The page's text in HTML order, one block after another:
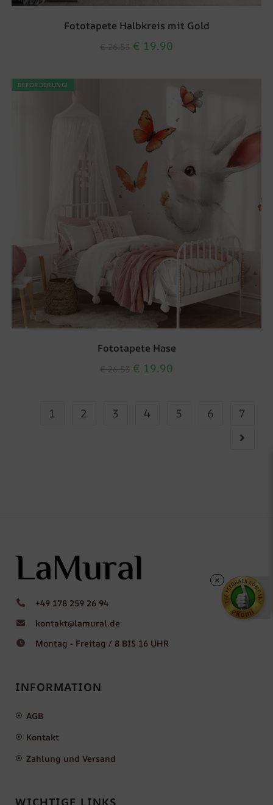
Fototapete Halbkreis mit Gold
€ 19.90
BEFÖRDERUNG!
Fototapete Hase
€ 19.90
1 2 3 4 5 6 7
+49 178 259 26 94
kontakt@lamural.de
Montag - Freitag / 8 BIS 16 UHR
INFORMATION
AGB
Kontakt
Zahlung und Versand
WICHTIGE LINKS
×